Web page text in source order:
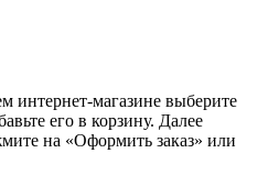
интернет-магазине выберите
его в корзину. Далее
на «Оформить заказ» или